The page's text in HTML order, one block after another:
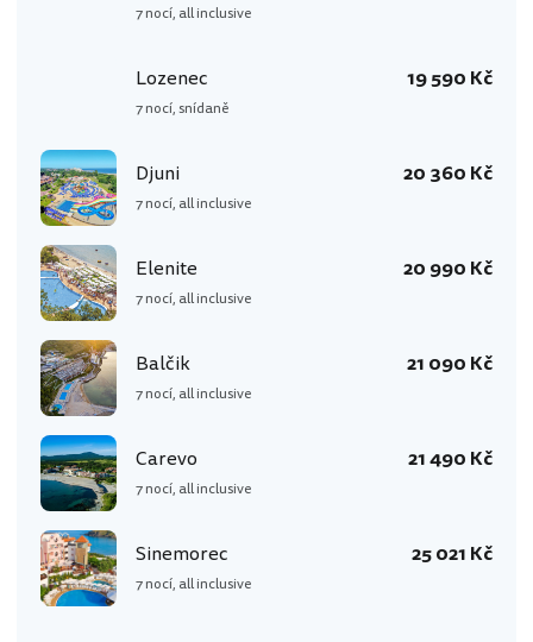
7 nocí, all inclusive
Lozenec
7 nocí, snídaně
19 590 Kč
Djuni
7 nocí, all inclusive
20 360 Kč
Elenite
7 nocí, all inclusive
20 990 Kč
Balčik
7 nocí, all inclusive
21 090 Kč
Carevo
7 nocí, all inclusive
21 490 Kč
Sinemorec
7 nocí, all inclusive
25 021 Kč